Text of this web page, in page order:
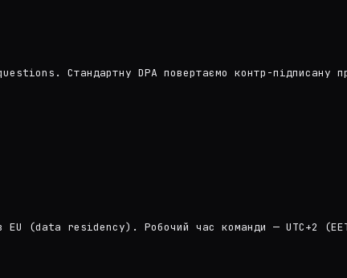
Стандартну DPA повертаємо контр-
EU (data residency). Робочий час команди — UTC+2